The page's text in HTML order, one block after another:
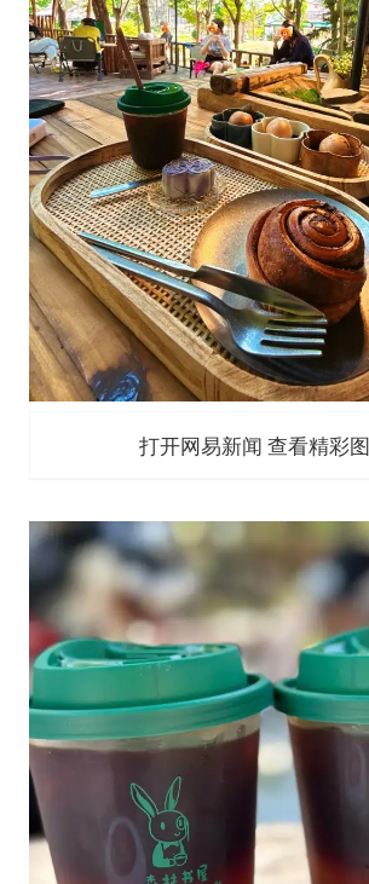
打开网易新闻 查看精彩